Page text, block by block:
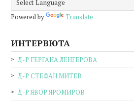
Powered by Translate
ИНТЕРВЮТА
Д-Р ГЕРГАНА ЛЕНГЕРОВА
Д-Р СТЕФАН МИТЕВ
Д-Р ЯВОР ЯРОМИРОВ